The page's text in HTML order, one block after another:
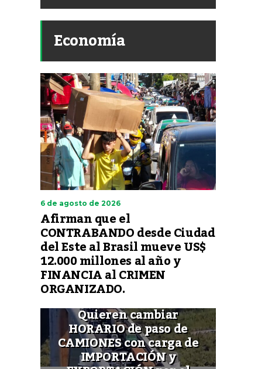
Economía
6 de agosto de 2026
Afirman que el
CONTRABANDO desde Ciudad
del Este al Brasil mueve US$
12.000 millones al año y
FINANCIA al CRIMEN
ORGANIZADO.
Quieren cambiar
HORARIO de paso de
CAMIONES con carga de
IMPORTACIÓN y